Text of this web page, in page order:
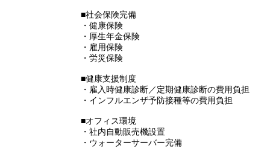
■社会保険完備
・健康保険
・厚生年金保険
・雇用保険
・労災保険
■健康支援制度
・雇入時健康診断／定期健康診断の費用負担
・インフルエンザ予防接種等の費用負担
■オフィス環境
・社内自動販売機設置
・ウォーターサーバー完備